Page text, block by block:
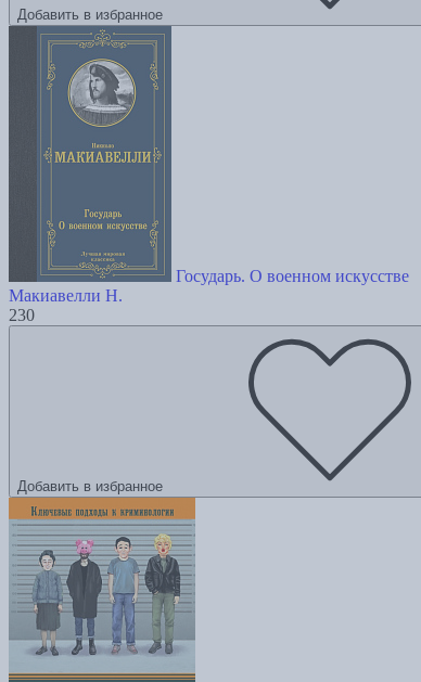
Добавить в избранное
Государь. О военном искусстве
Макиавелли Н.
230
Добавить в избранное